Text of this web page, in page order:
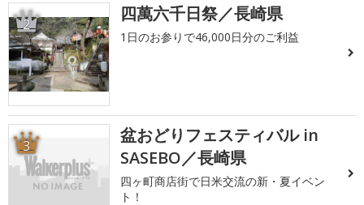
2 四萬六千日祭／長崎県
1日のお参りで46,000日分のご利益
3
盆おどりフェスティバル in
SASEBO／長崎県
四ヶ町商店街で日米交流の新・夏イベン
ト！